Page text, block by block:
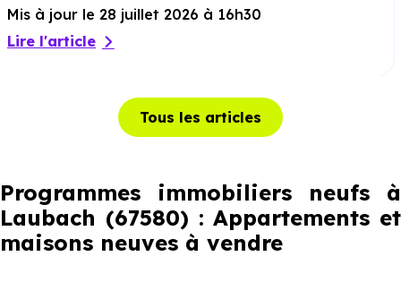
Mis à jour le 28 juillet 2026 à 16h30
Lire l'article
Tous les articles
Programmes immobiliers neufs à
Laubach (67580) : Appartements et
maisons neuves à vendre